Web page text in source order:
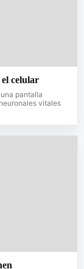
celular
pantalla
vitales